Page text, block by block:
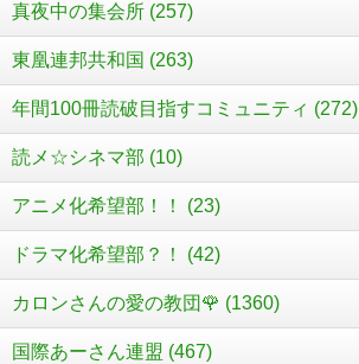
真夜中の集会所 (257)
東凰連邦共和国 (263)
年間100冊読破目指すコミュニティ (272)
読メ☆シネマ部 (10)
アニメ化希望部！！ (23)
ドラマ化希望部？！ (42)
カロンさんの愛の教団🌹 (1360)
国際あーさん連盟 (467)